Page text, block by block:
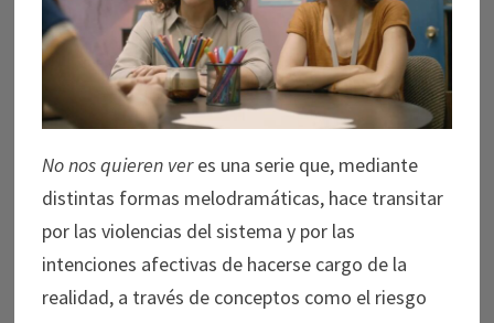
No nos quieren veres una serie que, mediante
distintas formas melodramáticas, hace transitar
por las violencias del sistema y por las
intenciones afectivas de hacerse cargo de la
realidad, a través de conceptos como el riesgo